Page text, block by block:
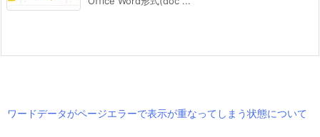
ワードデータがページエラーで表示が重なってしまう状態について